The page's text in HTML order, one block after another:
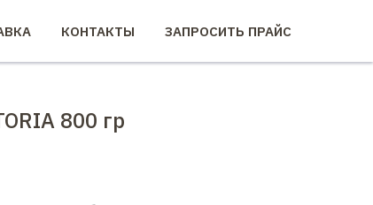
КОНТАКТЫ ЗАПРОСИТЬ ПРАЙС
800 гр